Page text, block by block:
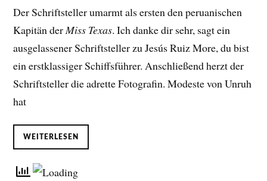
Der Schriftsteller umarmt als ersten den peruanischen
Kapitän derMiss Texas. Ich danke dir sehr, sagt ein
ausgelassener Schriftsteller zu Jesús Ruiz More, du bist
ein erstklassiger Schiffsführer. Anschließend herzt der
Schriftsteller die adrette Fotografin. Modeste von Unruh
hat
WEITERLESEN